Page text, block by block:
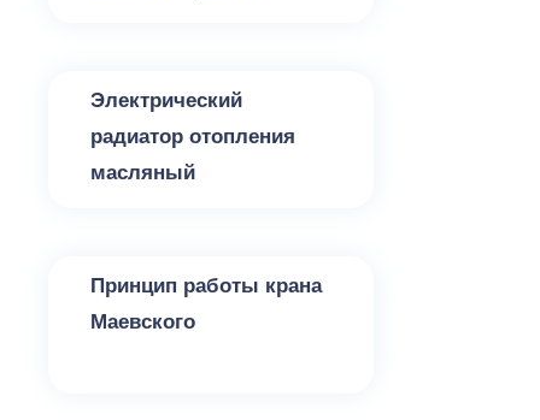
Электрический
радиатор отопления
масляный
Принцип работы крана
Маевского